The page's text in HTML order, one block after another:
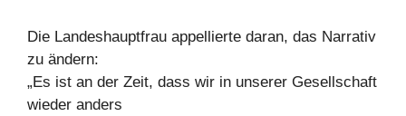
Die Landeshauptfrau appellierte daran, das Narrativ
zu ändern:
„Es ist an der Zeit, dass wir in unserer Gesellschaft
wieder anders